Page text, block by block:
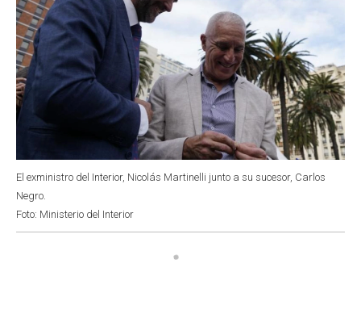
El exministro del Interior, Nicolás Martinelli junto a su sucesor, Carlos
Negro.
Foto: Ministerio del Interior